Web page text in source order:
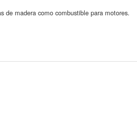
de madera como combustible para motores.